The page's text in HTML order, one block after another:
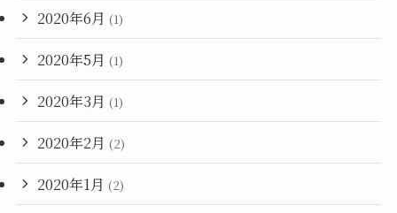
2020年6月 (1)
2020年5月 (1)
2020年3月 (1)
2020年2月 (2)
2020年1月 (2)